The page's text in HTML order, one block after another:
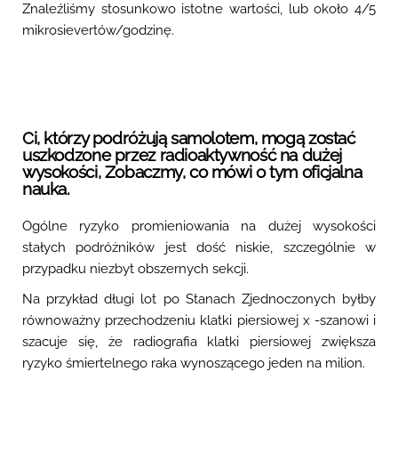
Znaleźliśmy stosunkowo istotne wartości, lub około 4/5
mikrosievertów/godzinę.
Ci, którzy podróżują samolotem, mogą zostać
uszkodzone przez radioaktywność na dużej
wysokości, Zobaczmy, co mówi o tym oficjalna
nauka.
Ogólne ryzyko promieniowania na dużej wysokości
stałych podróżników jest dość niskie, szczególnie w
przypadku niezbyt obszernych sekcji.
Na przykład długi lot po Stanach Zjednoczonych byłby
równoważny przechodzeniu klatki piersiowej x -szanowi i
szacuje się, że radiografia klatki piersiowej zwiększa
ryzyko śmiertelnego raka wynoszącego jeden na milion.